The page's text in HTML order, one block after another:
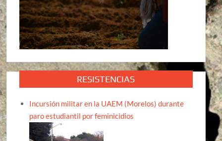
RESISTENCIAS
Incursión militar en la UAEM (Morelos) durante
paro estudiantil por feminicidios